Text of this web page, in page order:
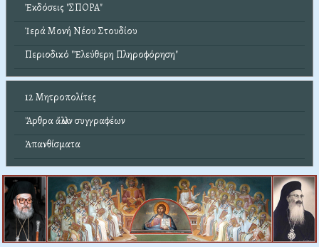
Ἐκδόσεις "ΣΠΟΡΑ"
Ἱερά Μονή Νέου Στουδίου
Περιοδικό "Ἐλεύθερη Πληροφόρηση"
12 Μητροπολίτες
Ἄρθρα ἄλλων συγγραφέων
Ἀπανθίσματα